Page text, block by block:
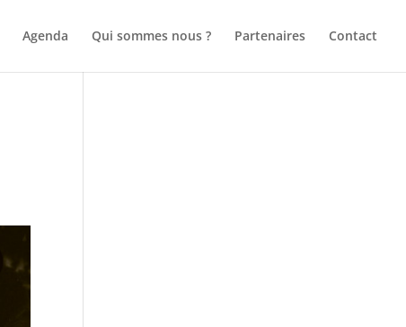
Agenda Qui sommes nous ? Partenaires Contact